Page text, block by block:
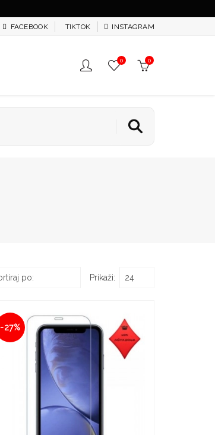
FACEBOOK TIKTOK INSTAGRAM
0 0
Prikaži:
-27%